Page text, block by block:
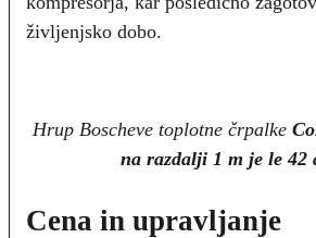
življenjsko dobo.
Hrup Boscheve toplotne črpalke
na razdalji 1 m je le 42
Cena in upravljanje